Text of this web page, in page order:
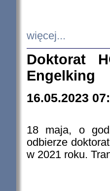
więcej...
Doktorat
Engelking
16.05.2023
18 maja, o
odbierze
w 2021 roku.